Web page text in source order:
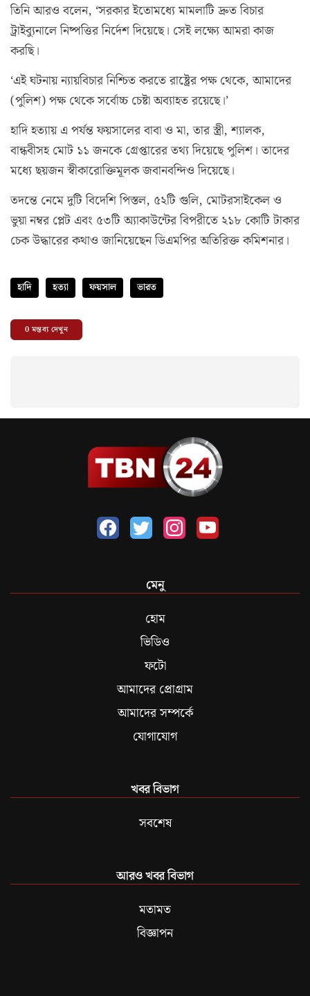
তিনি আরও বলেন, ‘সরকার ইতোমধ্যে মামলাটি দ্রুত বিচার
ট্রাইব্যুনালে নিষ্পত্তির নির্দেশ দিয়েছে। সেই লক্ষ্যে আমরা কাজ
করছি।
‘এই ঘটনায় ন্যায়বিচার নিশ্চিত করতে রাষ্ট্রের পক্ষ থেকে, আমাদের
(পুলিশ) পক্ষ থেকে সর্বোচ্চ চেষ্টা অব্যাহত রয়েছে।’
হাদি হত্যায় এ পর্যন্ত ফয়সালের বাবা ও মা, তার স্ত্রী, শ্যালক,
বান্ধবীসহ মোট ১১ জনকে গ্রেপ্তারের তথ্য দিয়েছে পুলিশ। তাদের
মধ্যে ছয়জন স্বীকারোক্তিমূলক জবানবন্দিও দিয়েছে।
তদন্তে নেমে দুটি বিদেশি পিস্তল, ৫২টি গুলি, মোটরসাইকেল ও
ভুয়া নম্বর প্লেট এবং ৫৩টি অ্যাকাউন্টের বিপরীতে ২১৮ কোটি টাকার
চেক উদ্ধারের কথাও জানিয়েছেন ডিএমপির অতিরিক্ত কমিশনার।
হাদি হত্যা ফয়সাল ভারত
0মন্তব্য দেখুন
মেনু
হোম
ভিডিও
ফটো
আমাদের প্রোগ্রাম
আমাদের সম্পর্কে
যোগাযোগ
খবর বিভাগ
সবশেষ
আরও খবর বিভাগ
মতামত
বিজ্ঞাপন